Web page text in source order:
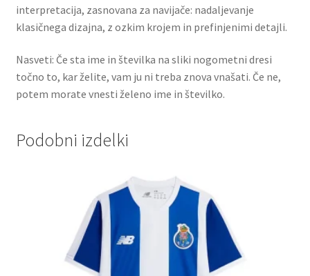
interpretacija, zasnovana za navijače: nadaljevanje
klasičnega dizajna, z ozkim krojem in prefinjenimi detajli.
Nasveti: Če sta ime in številka na sliki nogometni dresi
točno to, kar želite, vam ju ni treba znova vnašati. Če ne,
potem morate vnesti želeno ime in številko.
Podobni izdelki